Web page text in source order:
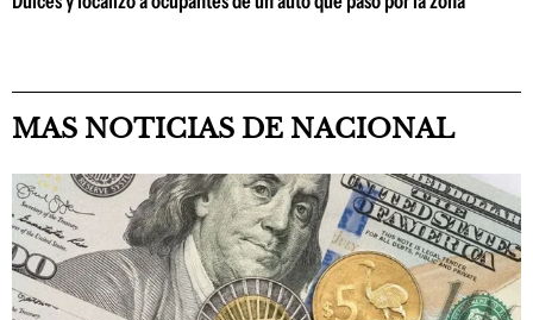
MAS NOTICIAS DE NACIONAL